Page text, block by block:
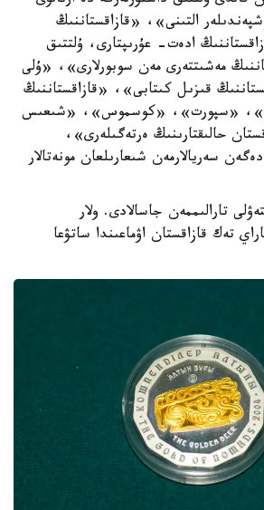
التىنى»، «قازاقستاننىڭ
ادەت- عۇرىپتارى، ۇلتتىق
مەشىتتەرى مەن سوبورلارى»، «ۇلى
قىزىل كىتابى»، «قازاقستاننىڭ
«سپورت»، «كوسموس»، «شىعىس
حالىقتارىنىڭ ەرتەگىلەرى»،
سەريالارمەن شىعارىلعان مونەتالار
تارالىممەن جاسالادى. ولار
تەك قازاقستان اۋماعىندا ساتۋعا